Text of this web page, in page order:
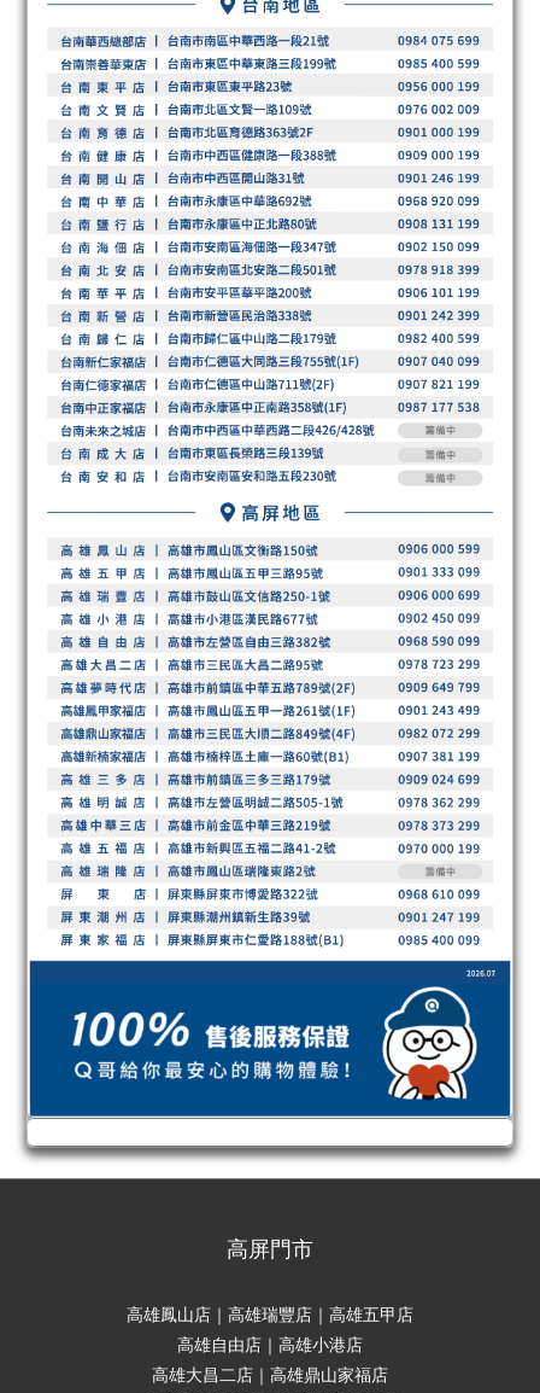
高屏門市
高雄鳳山店｜高雄瑞豐店｜高雄五甲店
高雄自由店｜高雄小港店
高雄大昌二店｜高雄鼎山家福店